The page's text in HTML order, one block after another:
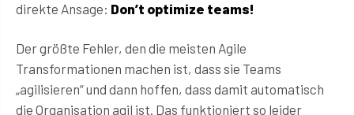
direkte Ansage: Don’t optimize teams!
Der größte Fehler, den die meisten Agile
Transformationen machen ist, dass sie Teams
„agilisieren“ und dann hoffen, dass damit automatisch
die Organisation agil ist. Das funktioniert so leider